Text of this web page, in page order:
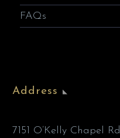
FAQs
Address
7151 O’Kelly Chapel Rd